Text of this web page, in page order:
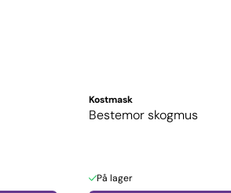
Kostmask
Bestemor skogmus
På lager